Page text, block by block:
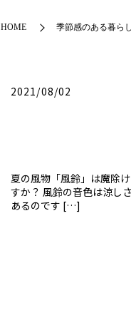
HOME 季節感のある暮らし
2021/08/02
夏の風物「風鈴」は魔除
すか？ 風鈴の音色は涼し
あるのです […]